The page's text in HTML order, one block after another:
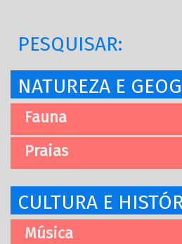
PESQUISAR:
NATUREZA E
Fauna
Praias
CULTURA E
Música